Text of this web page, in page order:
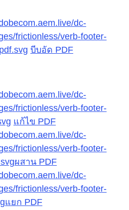
dc-
frictionless/verb-footer-
บีบอัด PDF
dc-
frictionless/verb-footer-
แก้ไข PDF
dc-
frictionless/verb-footer-
ผสาน PDF
dc-
frictionless/verb-footer-
แยก PDF